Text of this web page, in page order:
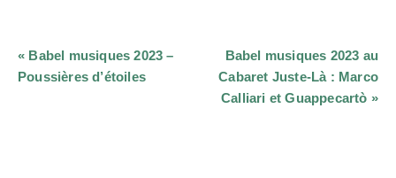
Navigation
Évènement
« Babel musiques 2023 –
Poussières d’étoiles
Babel musiques 2023 au
Cabaret Juste-Là : Marco
Calliari et Guappecartò »